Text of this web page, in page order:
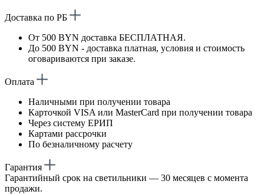
Доставка по РБ
От 500 BYN доставка БЕСПЛАТНАЯ.
До 500 BYN - доставка платная, условия и стоимость
оговариваются при заказе.
Оплата
Наличными при получении товара
Карточкой VISA или MasterCard при получении товара
Через систему ЕРИП
Картами рассрочки
По безналичному расчету
Гарантия
Гарантийный срок на светильники — 30 месяцев с момента
продажи.